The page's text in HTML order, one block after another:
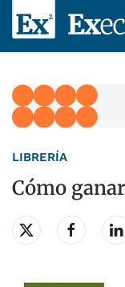
Skip to main
LIBRERÍA
Cómo